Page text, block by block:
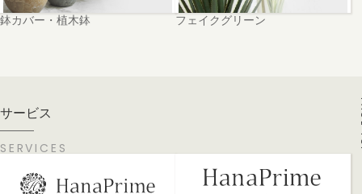
鉢カバー・植木鉢 フェイクグリーン
サービス
SERVICES